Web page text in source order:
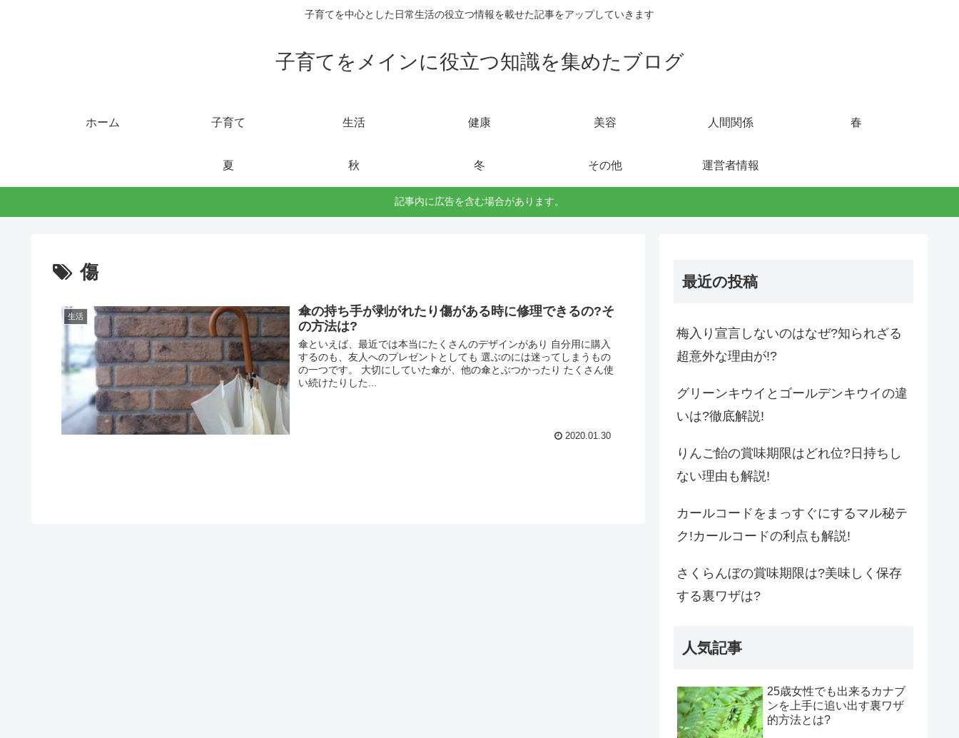
子育てを中心とした日常生活の役立つ情報を載せた記事をアップしていきます
子育てをメインに役立つ知識を集めたブログ
ホーム 子育て 生活 健康 美容 人間関係 春
夏 秋 冬 その他 運営者情報
記事内に広告を含む場合があります。
傷
生活
傘の持ち手が剥がれたり傷がある時に修理できるの?そ
の方法は?
傘といえば、最近では本当にたくさんのデザインがあり 自分用に購入
するのも、友人へのプレゼントとしても 選ぶのには迷ってしまうもの
の一つです。 大切にしていた傘が、他の傘とぶつかったり たくさん使
い続けたりした...
2020.01.30
最近の投稿
梅入り宣言しないのはなぜ?知られざる
超意外な理由が!?
グリーンキウイとゴールデンキウイの違
いは?徹底解説!
りんご飴の賞味期限はどれ位?日持ちし
ない理由も解説!
カールコードをまっすぐにするマル秘テ
ク!カールコードの利点も解説!
さくらんぼの賞味期限は?美味しく保存
する裏ワザは?
人気記事
25歳女性でも出来るカナブ
ンを上手に追い出す裏ワザ
的方法とは?